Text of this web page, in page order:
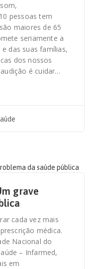
pessoas tem
maiores de 65
seriamente a
das suas famílias,
dos nossos
é cuidar…
grave
cada vez mais
médica.
Nacional do
– Infarmed,
em